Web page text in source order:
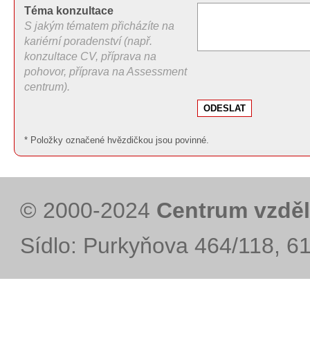
Téma konzultace
S jakým tématem přicházíte na
kariérní poradenství (např.
konzultace CV, příprava na
pohovor, příprava na Assessment
centrum).
* Položky označené hvězdičkou jsou povinné.
© 2000-2024 Centrum
Sídlo: Purkyňova 464/118,